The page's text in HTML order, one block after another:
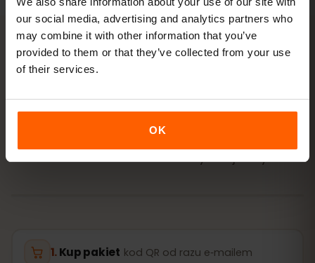
our social media, advertising and analytics partners who
may combine it with other information that you’ve
provided to them or that they’ve collected from your use
of their services.
OK
Aktywuj eSIM dla Cypr w3
krokach
Gotowe w kilka minut — bez fizycznej karty SIM.
Kup pakiet kod QR od razu e‑mailem